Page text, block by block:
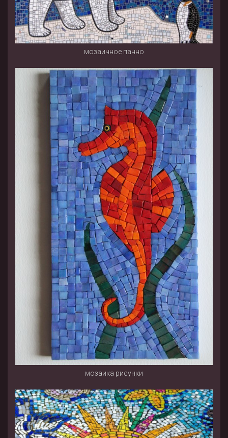
мозаичное панно
мозаика рисунки